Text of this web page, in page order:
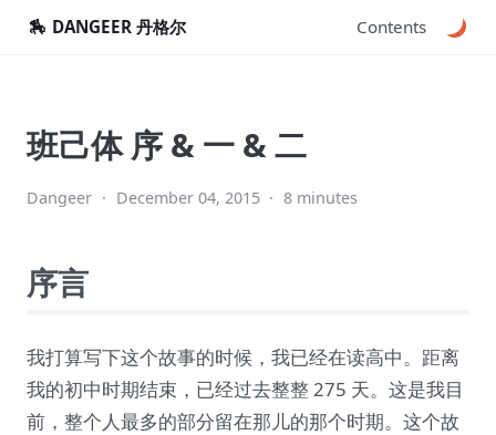
🏇 DANGEER 丹格尔 Contents
班己体 序 & 一 & 二
Dangeer · December 04, 2015 · 8 minutes
序言
我打算写下这个故事的时候，我已经在读高中。距离
我的初中时期结束，已经过去整整 275 天。这是我目
前，整个人最多的部分留在那儿的那个时期。这个故